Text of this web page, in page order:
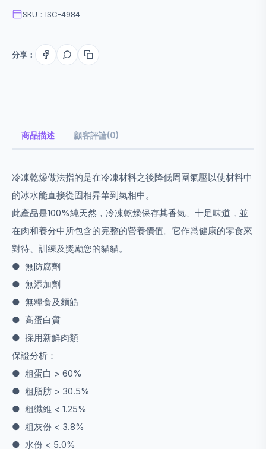
SKU：ISC-4984
分享：
商品描述 顧客評論(0)
冷凍乾燥做法指的是在冷凍材料之後降低周圍氣壓以使材料中
的冰水能直接從固相昇華到氣相中。
此產品是100%純天然，冷凍乾燥保存其香氣、十足味道，並
在肉和養分中所包含的完整的營養價值。它作爲健康的零食來
對待、訓練及獎勵您的貓貓。
● 無防腐劑
● 無添加劑
● 無糧食及麵筋
● 高蛋白質
● 採用新鮮肉類
保證分析：
● 粗蛋白 > 60%
● 粗脂肪 > 30.5%
● 粗纖維 < 1.25%
● 粗灰份 < 3.8%
● 水份 < 5.0%